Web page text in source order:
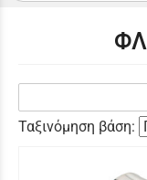
Ταξινόμηση βάση: